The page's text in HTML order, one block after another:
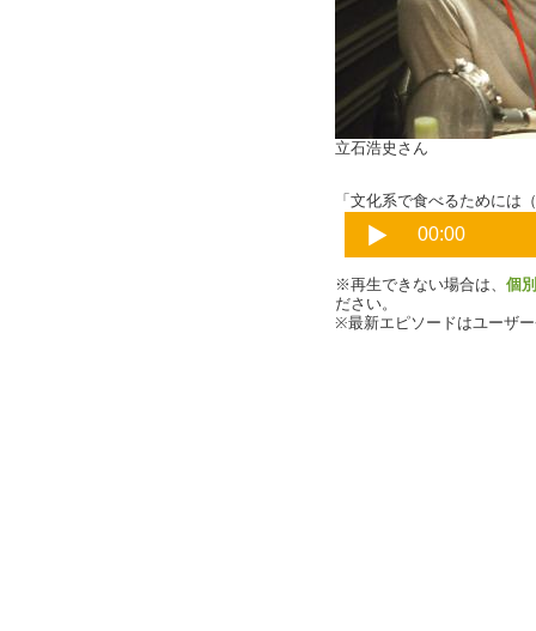
立石浩史さん
「文化系で食べるためには
※再生できない場合は、 個
ださい。
※最新エピソードはユーザ